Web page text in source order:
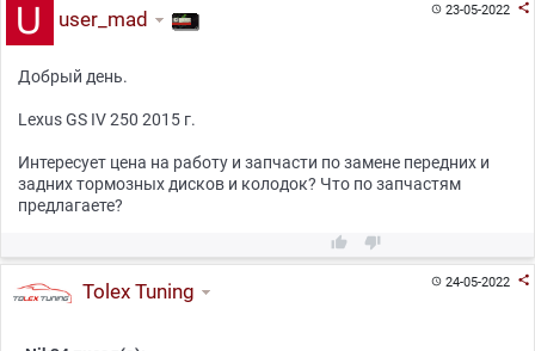
23-05-2022 
user_mad
Добрый день.
Lexus GS IV 250 2015 г.
Интересует цена на работу и запчасти по замене передних и
задних тормозных дисков и колодок? Что по запчастям
предлагаете?
 
24-05-2022 
Tolex Tuning